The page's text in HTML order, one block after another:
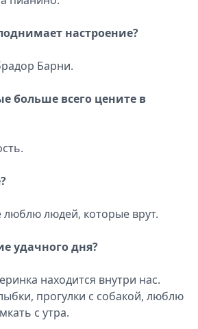
настроение?
Барни.
больше всего цените в
люблю людей, которые врут.
удачного дня?
находится внутри нас.
прогулки с собакой, люблю
с утра.